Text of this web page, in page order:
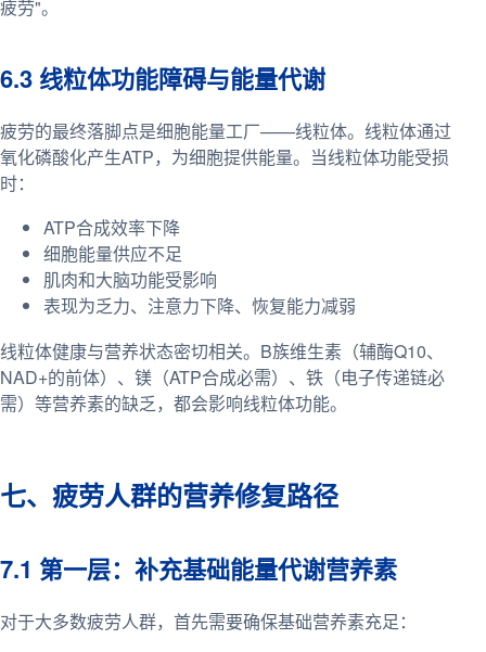
疲劳"。
6.3 线粒体功能障碍与能量代谢
疲劳的最终落脚点是细胞能量工厂——线粒体。线粒体通过
氧化磷酸化产生ATP，为细胞提供能量。当线粒体功能受损
时：
ATP合成效率下降
细胞能量供应不足
肌肉和大脑功能受影响
表现为乏力、注意力下降、恢复能力减弱
线粒体健康与营养状态密切相关。B族维生素（辅酶Q10、
NAD+的前体）、镁（ATP合成必需）、铁（电子传递链必
需）等营养素的缺乏，都会影响线粒体功能。
七、疲劳人群的营养修复路径
7.1 第一层：补充基础能量代谢营养素
对于大多数疲劳人群，首先需要确保基础营养素充足：